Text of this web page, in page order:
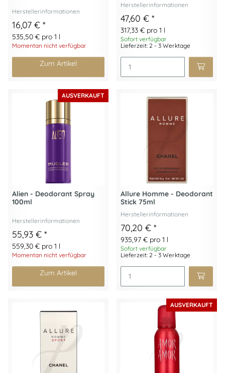
Herstellerinformationen
16,07 € *
535,50 € pro 1 l
Momentan nicht verfügbar
Zum Artikel
Herstellerinformationen
47,60 € *
317,33 € pro 1 l
Sofort verfügbar
Lieferzeit: 2 - 3 Werktage
AUSVERKAUFT
Alien - Deodorant Spray
100ml
Herstellerinformationen
55,93 € *
559,30 € pro 1 l
Momentan nicht verfügbar
Zum Artikel
Allure Homme - Deodorant
Stick 75ml
Herstellerinformationen
70,20 € *
935,97 € pro 1 l
Sofort verfügbar
Lieferzeit: 2 - 3 Werktage
AUSVERKAUFT